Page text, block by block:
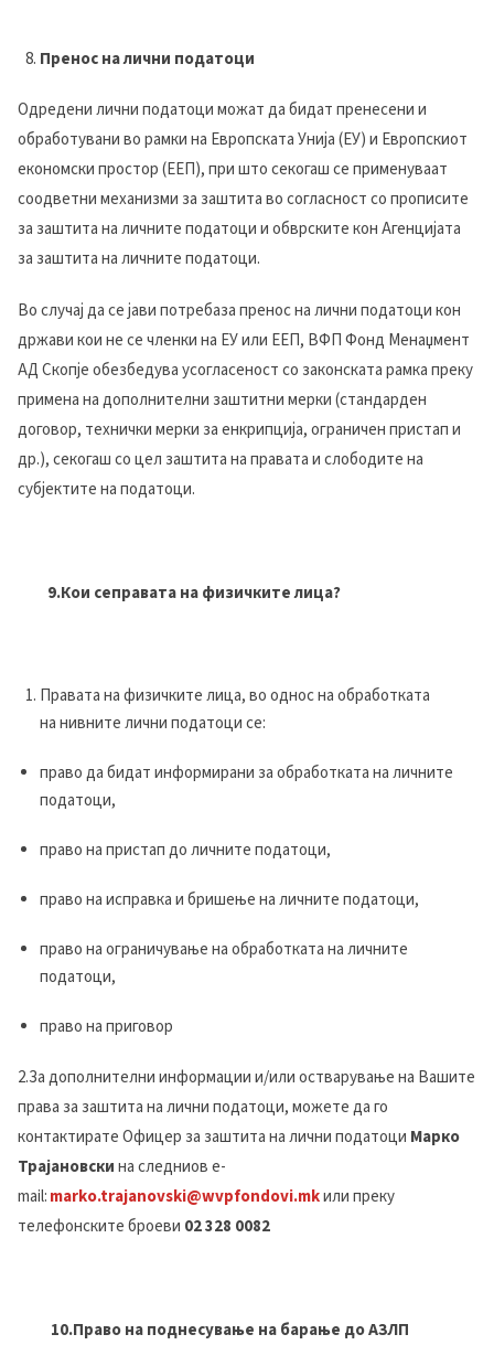
Пренос на лични податоци
Одредени лични податоци можат да бидат пренесени и
обработувани во рамки на Европската Унија (ЕУ) и Европскиот
економски простор (ЕЕП), при што секогаш се применуваат
соодветни механизми за заштита во согласност со прописите
за заштита на личните податоци и обврските кон Агенцијата
за заштита на личните податоци.
Во случај да се јави потребаза пренос на лични податоци кон
држави кои не се членки на ЕУ или ЕЕП, ВФП Фонд Менаџмент
АД Скопје обезбедува усогласеност со законската рамка преку
примена на дополнителни заштитни мерки (стандарден
договор, технички мерки за енкрипција, ограничен пристап и
др.), секогаш со цел заштита на правата и слободите на
субјектите на податоци.
9.Кои сеправата на физичките лица?
Правата на физичките лица, во однос на обработката
на нивните лични податоци се:
право да бидат информирани за обработката на личните
податоци,
право на пристап до личните податоци,
право на исправка и бришење на личните податоци,
право на ограничување на обработката на личните
податоци,
право на приговор
2.За дополнителни информации и/или остварување на Вашите
права за заштита на лични податоци, можете да го
контактирате Офицер за заштита на лични податоци Марко
Трајановскина следниов e-
mail:marko.trajanovski@wvpfondovi.mkили преку
телефонските броеви 02 328 0082
10.Право на поднесување на барање до АЗЛП